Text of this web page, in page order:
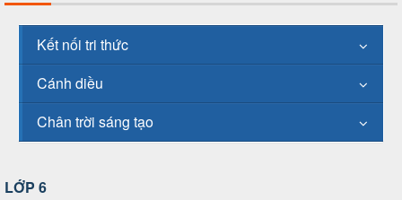
Kết nối tri thức
Cánh diều
Chân trời sáng tạo
LỚP 6